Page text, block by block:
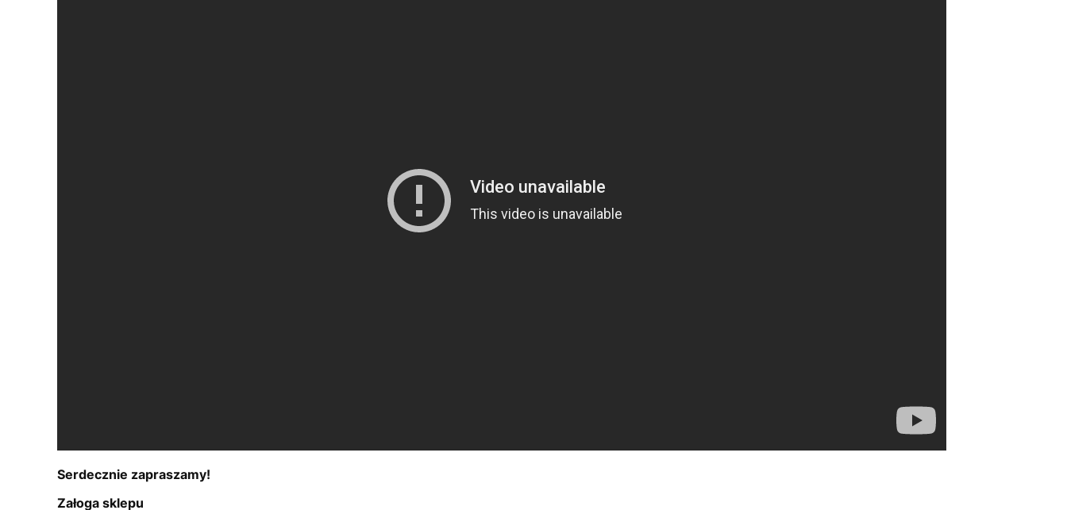
Serdecznie zapraszamy!
Załoga sklepu